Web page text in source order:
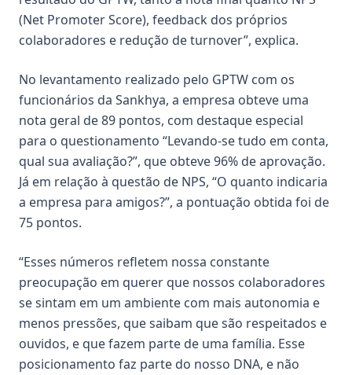
(Net Promoter Score), feedback dos próprios
colaboradores e redução de turnover”, explica.
No levantamento realizado pelo GPTW com os
funcionários da Sankhya, a empresa obteve uma
nota geral de 89 pontos, com destaque especial
para o questionamento “Levando-se tudo em conta,
qual sua avaliação?”, que obteve 96% de aprovação.
Já em relação à questão de NPS, “O quanto indicaria
a empresa para amigos?”, a pontuação obtida foi de
75 pontos.
“Esses números refletem nossa constante
preocupação em querer que nossos colaboradores
se sintam em um ambiente com mais autonomia e
menos pressões, que saibam que são respeitados e
ouvidos, e que fazem parte de uma família. Esse
posicionamento faz parte do nosso DNA, e não